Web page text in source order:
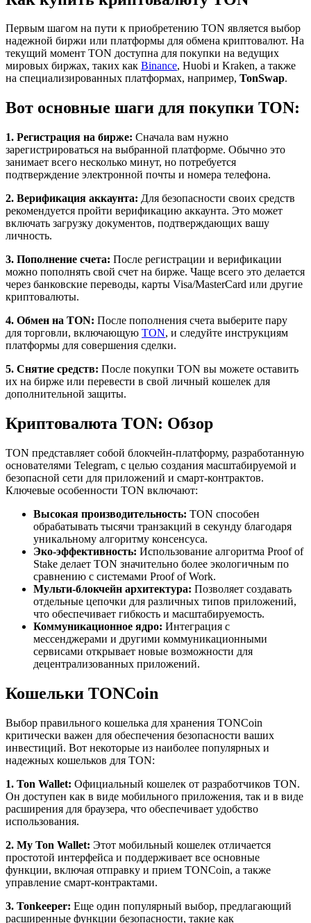
Первым шагом на пути к приобретению TON является выбор
надежной биржи или платформы для обмена криптовалют. На
текущий момент TON доступна для покупки на ведущих
мировых биржах, таких как Binance, Huobi и Kraken, а также
на специализированных платформах, например, TonSwap.
Вот основные шаги для покупки TON:
1. Регистрация на бирже: Сначала вам нужно
зарегистрироваться на выбранной платформе. Обычно это
занимает всего несколько минут, но потребуется
подтверждение электронной почты и номера телефона.
2. Верификация аккаунта: Для безопасности своих средств
рекомендуется пройти верификацию аккаунта. Это может
включать загрузку документов, подтверждающих вашу
личность.
3. Пополнение счета: После регистрации и верификации
можно пополнять свой счет на бирже. Чаще всего это делается
через банковские переводы, карты Visa/MasterCard или другие
криптовалюты.
4. Обмен на TON: После пополнения счета выберите пару
для торговли, включающую TON, и следуйте инструкциям
платформы для совершения сделки.
5. Снятие средств: После покупки TON вы можете оставить
их на бирже или перевести в свой личный кошелек для
дополнительной защиты.
Криптовалюта TON: Обзор
TON представляет собой блокчейн-платформу, разработанную
основателями Telegram, с целью создания масштабируемой и
безопасной сети для приложений и смарт-контрактов.
Ключевые особенности TON включают:
Высокая производительность: TON способен
обрабатывать тысячи транзакций в секунду благодаря
уникальному алгоритму консенсуса.
Эко-эффективность: Использование алгоритма Proof of
Stake делает TON значительно более экологичным по
сравнению с системами Proof of Work.
Мульти-блокчейн архитектура: Позволяет создавать
отдельные цепочки для различных типов приложений,
что обеспечивает гибкость и масштабируемость.
Коммуникационное ядро: Интеграция с
мессенджерами и другими коммуникационными
сервисами открывает новые возможности для
децентрализованных приложений.
Кошельки TONCoin
Выбор правильного кошелька для хранения TONCoin
критически важен для обеспечения безопасности ваших
инвестиций. Вот некоторые из наиболее популярных и
надежных кошельков для TON:
1. Ton Wallet: Официальный кошелек от разработчиков TON.
Он доступен как в виде мобильного приложения, так и в виде
расширения для браузера, что обеспечивает удобство
использования.
2. My Ton Wallet: Этот мобильный кошелек отличается
простотой интерфейса и поддерживает все основные
функции, включая отправку и прием TONCoin, а также
управление смарт-контрактами.
3. Tonkeeper: Еще один популярный выбор, предлагающий
расширенные функции безопасности, такие как